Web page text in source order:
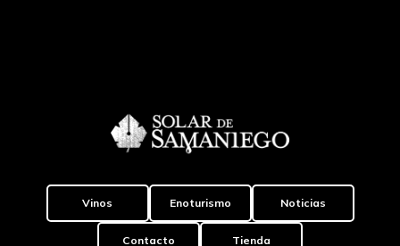
Vinos Enoturismo Noticias
Contacto Tienda